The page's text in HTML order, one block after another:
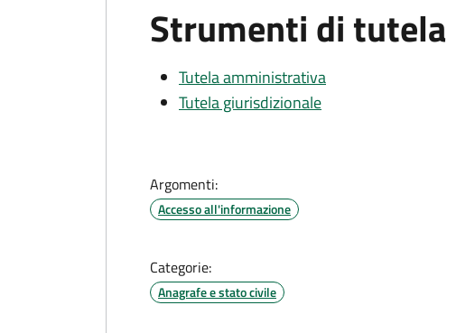
Strumenti di tutela
Tutela amministrativa
Tutela giurisdizionale
Argomenti:
Accesso all'informazione
Categorie:
Anagrafe e stato civile